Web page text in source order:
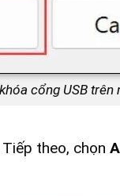
cổng USB trên
Tiếp theo, chọn